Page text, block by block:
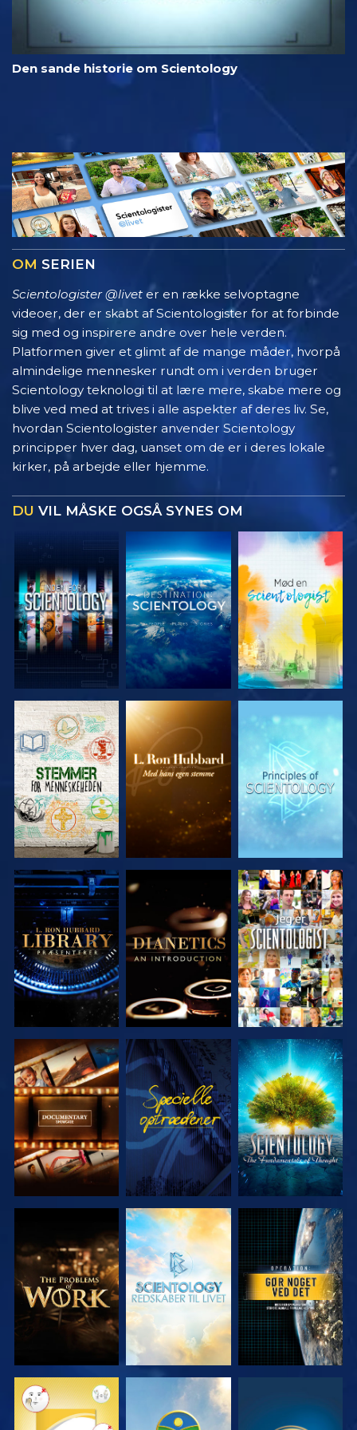
Den sande historie om Scientology
OM SERIEN
Scientologister @livet er en række selvoptagne
videoer, der er skabt af Scientologister for at forbinde
sig med og inspirere andre over hele verden.
Platformen giver et glimt af de mange måder, hvorpå
almindelige mennesker rundt om i verden bruger
Scientology teknologi til at lære mere, skabe mere og
blive ved med at trives i alle aspekter af deres liv. Se,
hvordan Scientologister anvender Scientology
principper hver dag, uanset om de er i deres lokale
kirker, på arbejde eller hjemme.
DU VIL MÅSKE OGSÅ SYNES OM
UDFORSK
SERIEN
UDFORSK
SERIEN
UDFORSK
SERIEN
UDFORSK
SERIEN
UDFORSK
SERIEN
SE
UDFORSK
SERIEN
SE
UDFORSK
SERIEN
UDFORSK
SERIEN
UDFORSK
SERIEN
SE
SE SE SE